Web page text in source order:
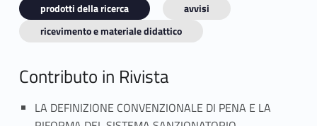
prodotti della ricerca
avvisi
ricevimento e materiale didattico
Contributo in Rivista
LA DEFINIZIONE CONVENZIONALE DI PENA E LA